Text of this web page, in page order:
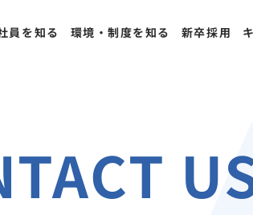
員を知る 環境・制度を知る 新卒採用